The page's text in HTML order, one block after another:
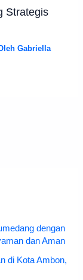
Strategis
Gabriella
dengan
dan Aman
di Kota Ambon,